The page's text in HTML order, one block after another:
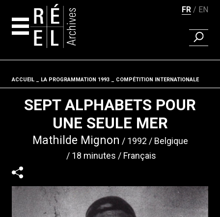
FR EN
Fil d'ariane
ACCUEIL LA PROGRAMMATION 1993 COMPÉTITION INTERNATIONALE
SEPT ALPHABETS POUR
UNE SEULE MER
Mathilde Mignon 1992
Belgique
18 minutes
Français